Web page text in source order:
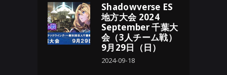
Shadowverse ES
地方大会 2024
September 千葉大
会（3人チーム戦）
9月29日（日）
2024-09-18